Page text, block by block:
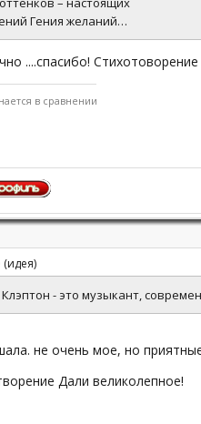
Гения желаний…
....спасибо!
в сравнении
(идея)
- это музыкант,
не очень мое, но
Дали великолепное!